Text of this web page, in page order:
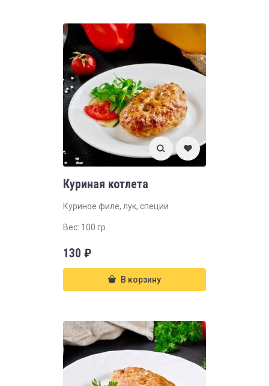
Куриная котлета
Куриное филе, лук, специи
Вес: 100 гр.
130 ₽
В корзину